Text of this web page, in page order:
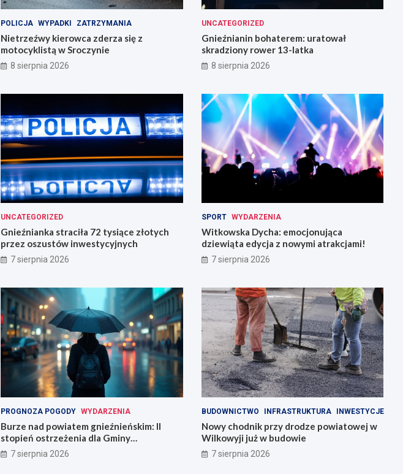
POLICJA WYPADKI ZATRZYMANIA
Nietrzeźwy kierowca zderza się z
motocyklistą w Sroczynie
8 sierpnia 2026
UNCATEGORIZED
Gnieźnianin bohaterem: uratował
skradziony rower 13-latka
8 sierpnia 2026
UNCATEGORIZED
Gnieźnianka straciła 72 tysiące złotych
przez oszustów inwestycyjnych
7 sierpnia 2026
SPORT WYDARZENIA
Witkowska Dycha: emocjonująca
dziewiąta edycja z nowymi atrakcjami!
7 sierpnia 2026
PROGNOZA POGODY WYDARZENIA
Burze nad powiatem gnieźnieńskim: II
stopień ostrzeżenia dla Gminy
Trzemeszno
7 sierpnia 2026
BUDOWNICTWO INFRASTRUKTURA INWESTYCJE
Nowy chodnik przy drodze powiatowej w
Wilkowyji już w budowie
7 sierpnia 2026